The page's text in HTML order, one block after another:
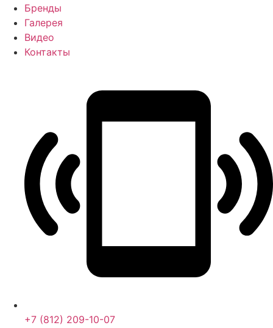
Бренды
Галерея
Видео
Контакты
+7 (812) 209-10-07